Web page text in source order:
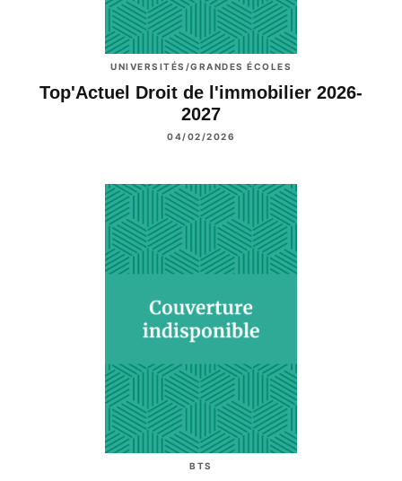
UNIVERSITÉS/GRANDES ÉCOLES
Top'Actuel Droit de l'immobilier 2026-
2027
04/02/2026
BTS